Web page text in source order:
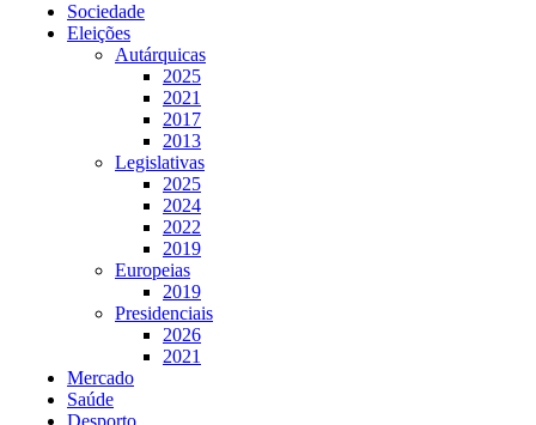
Sociedade
Eleições
Autárquicas
2025
2021
2017
2013
Legislativas
2025
2024
2022
2019
Europeias
2019
Presidenciais
2026
2021
Mercado
Saúde
Desporto